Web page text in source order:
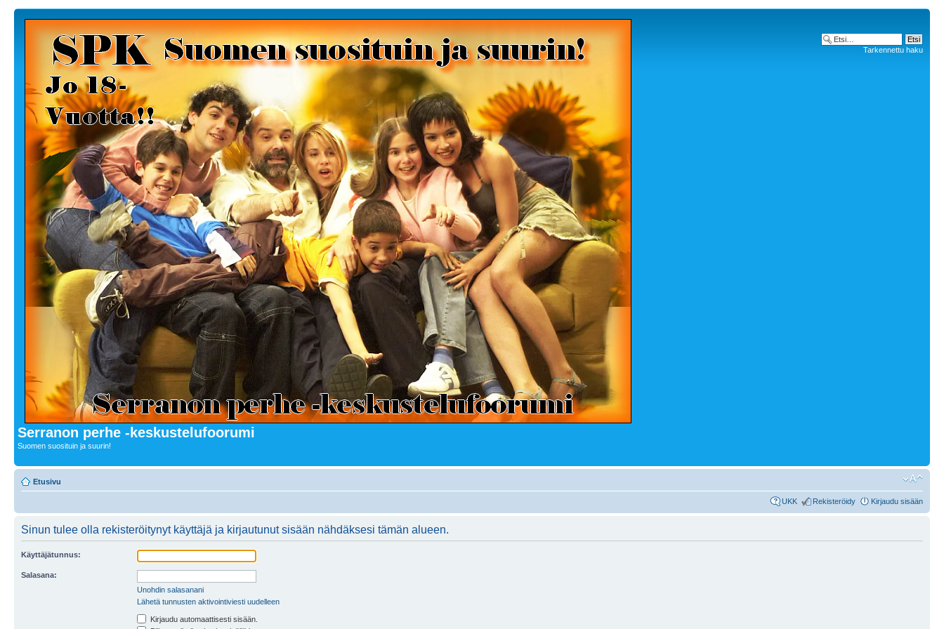
Serranon perhe -keskustelufoorumi
Suomen suosituin ja suurin!
Tarkennettu haku
Etusivu
UKK Rekisteröidy Kirjaudu sisään
Sinun tulee olla rekisteröitynyt käyttäjä ja kirjautunut sisään nähdäksesi tämän alueen.
Käyttäjätunnus:
Salasana:
Unohdin salasanani
Lähetä tunnusten aktivointiviesti uudelleen
Kirjaudu automaattisesti sisään.